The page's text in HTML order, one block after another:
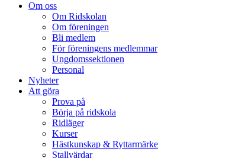
Om oss
Om Ridskolan
Om föreningen
Bli medlem
För föreningens medlemmar
Ungdomssektionen
Personal
Nyheter
Att göra
Prova på
Börja på ridskola
Ridläger
Kurser
Hästkunskap & Ryttarmärke
Stallvärdar